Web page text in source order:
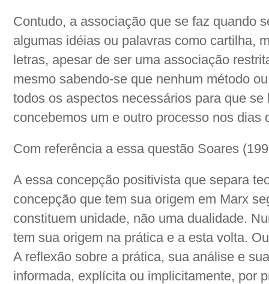
Contudo, a associação que se faz quando
algumas idéias ou palavras como cartilha,
letras, apesar de ser uma associação
mesmo sabendo-se que nenhum método
todos os aspectos necessários para que
concebemos um e outro processo nos dias
Com referência a essa questão Soares
A essa concepção positivista que separa
concepção que tem sua origem em Marx
constituem unidade, não uma dualidade.
tem sua origem na prática e a esta volta.
A reflexão sobre a prática, sua análise e
informada, explícita ou implicitamente, por